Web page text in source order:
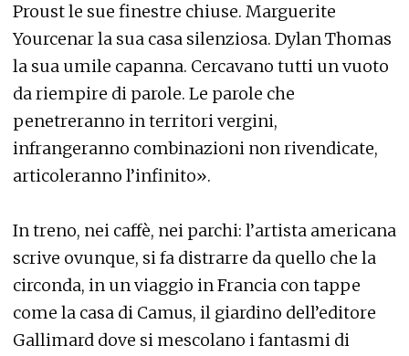
Proust le sue finestre chiuse. Marguerite
Yourcenar la sua casa silenziosa. Dylan Thomas
la sua umile capanna. Cercavano tutti un vuoto
da riempire di parole. Le parole che
penetreranno in territori vergini,
infrangeranno combinazioni non rivendicate,
articoleranno l’infinito».
In treno, nei caffè, nei parchi: l’artista americana
scrive ovunque, si fa distrarre da quello che la
circonda, in un viaggio in Francia con tappe
come la casa di Camus, il giardino dell’editore
Gallimard dove si mescolano i fantasmi di